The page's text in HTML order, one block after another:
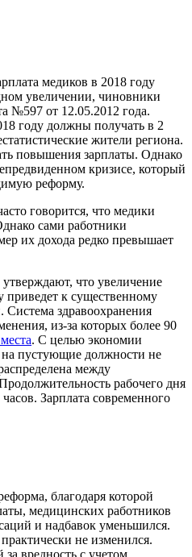
медиков в 2018 году
увеличении, чиновники
№597 от 12.05.2012 года.
году должны получать в 2
жители региона.
повышения зарплаты. Однако
кризисе, который
реформу.
говорится, что медики
сами работники
их дохода редко превышает
что увеличение
приведет к существенному
Система здравоохранения
из-за которых более 90
. С целью экономии
пустующие должности не
между
рабочего дня
Зарплата современного
благодаря которой
медицинских работников
и надбавок уменьшился.
не изменился.
вредность с учетом